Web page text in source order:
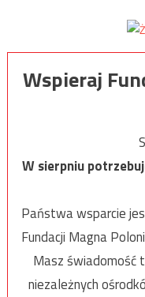
Wspieraj
W sierpniu
Państwa wsparcie
Fundacji Magna
Masz świadomość
niezależnych